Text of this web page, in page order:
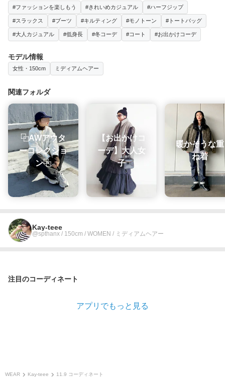
#ファッションを楽しもう #きれいめカジュアル #ハーフジップ
#スラックス #ブーツ #キルティング #モノトーン #トートバッグ
#大人カジュアル #低身長 #冬コーデ #コート #お出かけコーデ
モデル情報
女性・150cm ミディアムヘアー
関連フォルダ
‪⿻‬AWアウタ
ーコレクショ
ン‪⿻‬
【お出かけコ
ーデ】大人女
子
暖かそうな重
ね着
Kay-teee
@spthanx / 150cm / WOMEN / ミディアムヘアー
注目のコーディネート
アプリでもっと見る
WEAR Kay-teee 11.9 コーディネート